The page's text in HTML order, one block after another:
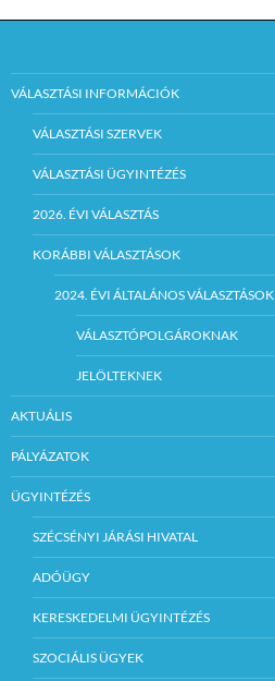
VÁLASZTÁSI INFORMÁCIÓK
VÁLASZTÁSI SZERVEK
VÁLASZTÁSI ÜGYINTÉZÉS
2026. ÉVI VÁLASZTÁS
KORÁBBI VÁLASZTÁSOK
2024. ÉVI ÁLTALÁNOS VÁLASZTÁSOK
VÁLASZTÓPOLGÁROKNAK
JELÖLTEKNEK
AKTUÁLIS
PÁLYÁZATOK
ÜGYINTÉZÉS
SZÉCSÉNYI JÁRÁSI HIVATAL
ADÓÜGY
KERESKEDELMI ÜGYINTÉZÉS
SZOCIÁLIS ÜGYEK